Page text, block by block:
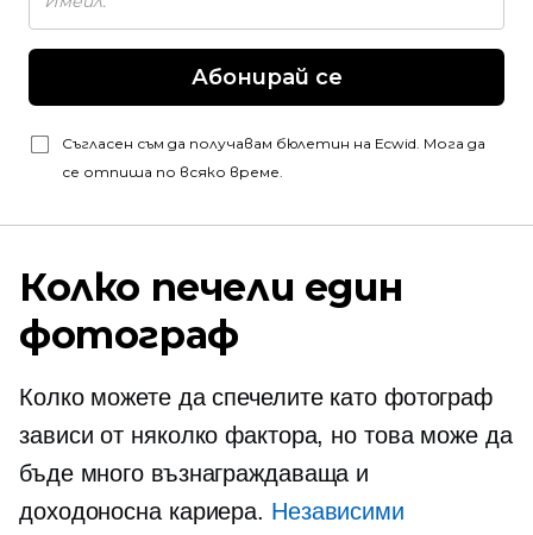
Абонирай се
Съгласен съм да получавам бюлетин на Ecwid. Мога да
се отпиша по всяко време.
Колко печели един
фотограф
Колко можете да спечелите като фотограф
зависи от няколко фактора, но това може да
бъде много възнаграждаваща и
доходоносна кариера. Независими